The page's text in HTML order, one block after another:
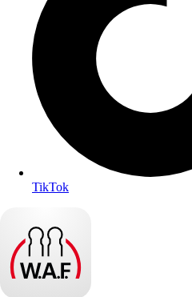
TikTok